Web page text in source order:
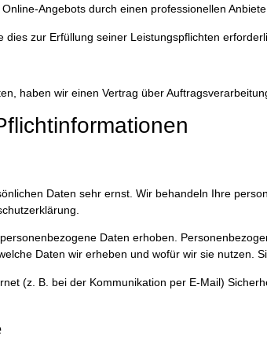
Angebots durch einen professionellen
zur Erfüllung seiner Leistungspflichten
haben wir einen Vertrag über
Daten sehr ernst. Wir behandeln Ihre
Daten erhoben.
Daten wir erheben und wofür wir sie nutzen.
(z. B. bei der Kommunikation per E-Mail)